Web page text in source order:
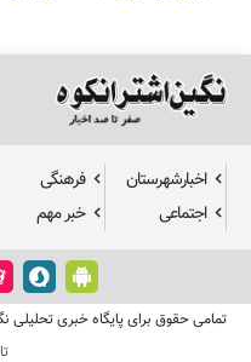
اخبارشهرستان فرهنگی
اجتماعی
خبر مهم
تمامی حقوق برای پایگاه خبری تحلیلی